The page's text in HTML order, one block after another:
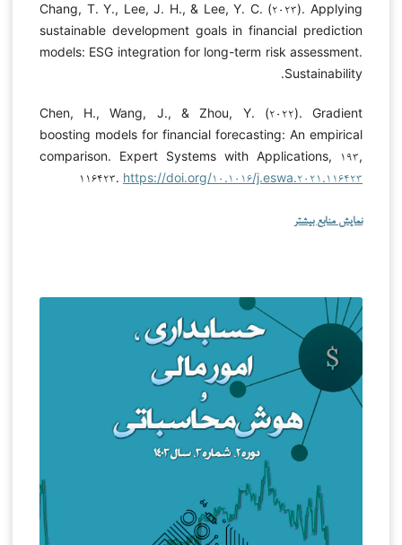
Chang, T. Y., Lee, J. H., & Lee, Y. C. (۲۰۲۳). Applying
sustainable development goals in financial prediction
models: ESG integration for long-term risk assessment.
Sustainability.
Chen, H., Wang, J., & Zhou, Y. (۲۰۲۲). Gradient
boosting models for financial forecasting: An empirical
comparison. Expert Systems with Applications, ۱۹۳,
۱۱۶۴۲۳. https://doi.org/۱۰.۱۰۱۶/j.eswa.۲۰۲۱.۱۱۶۴۲۳
نمایش منابع بیشتر